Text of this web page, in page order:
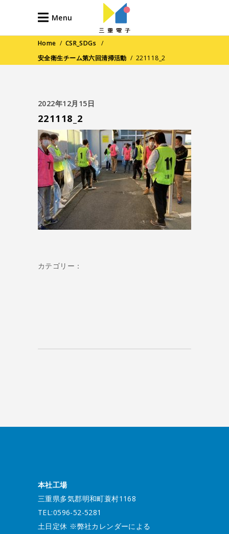
Menu
Home / CSR_SDGs
/
安全衛生チーム第六回清掃活動 / 221118_2
2022年12月15日
221118_2
カテゴリー：
本社工場
三重県多気郡明和町蓑村1168
TEL:0596-52-5281
土日定休 ※弊社カレンダーによる